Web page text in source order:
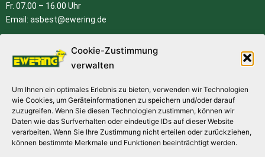
Cookie-Zustimmung
verwalten
Um Ihnen ein optimales Erlebnis zu bieten, verwenden wir Technologien
wie Cookies, um Geräteinformationen zu speichern und/oder darauf
zuzugreifen. Wenn Sie diesen Technologien zustimmen, können wir
Daten wie das Surfverhalten oder eindeutige IDs auf dieser Website
verarbeiten. Wenn Sie Ihre Zustimmung nicht erteilen oder zurückziehen,
können bestimmte Merkmale und Funktionen beeinträchtigt werden.
Fr. 07.00 – 16.00 Uhr
Email: asbest@ewering.de
EINSATZGEBIETE
Asbestsanierung Altlandsberg, Asbestsanierung Teltow,
Asbestsanierung Zeuthen, Asbestsanierung Hoppegarten,
Asbestsanierung Panketal, Asbestsanierung Brandenburg,
Asbestsanierung Münster, Asbestsanierung Bocholt,